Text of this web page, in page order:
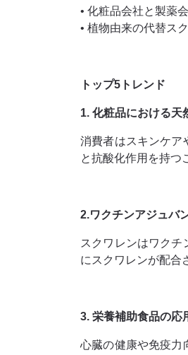
• 化粧品会社と製薬
• 植物由来の代替ス
トップ5トレンド
1. 化粧品における天
消費者はスキンケア
と抗酸化作用を持つ
2.ワクチンアジュバ
スクワレンはワク
にスクワレンが配合
3. 栄養補助食品の応
心臓の健康や免疫力